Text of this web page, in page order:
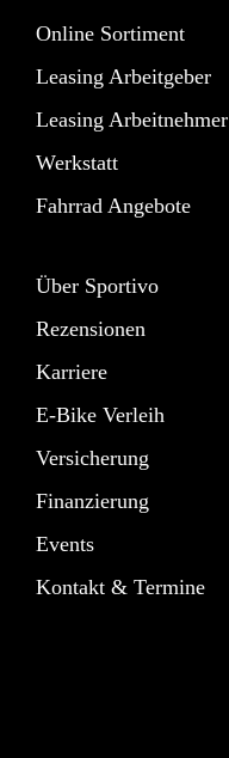
Online Sortiment
Leasing Arbeitgeber
Leasing Arbeitnehmer
Werkstatt
Fahrrad Angebote
Über Sportivo
Rezensionen
Karriere
E-Bike Verleih
Versicherung
Finanzierung
Events
Kontakt & Termine